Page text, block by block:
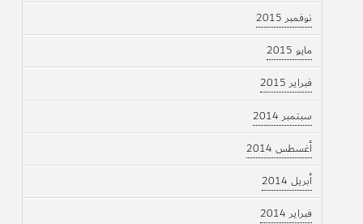
نوفمبر 2015
مايو 2015
فبراير 2015
سبتمبر 2014
أغسطس 2014
أبريل 2014
فبراير 2014